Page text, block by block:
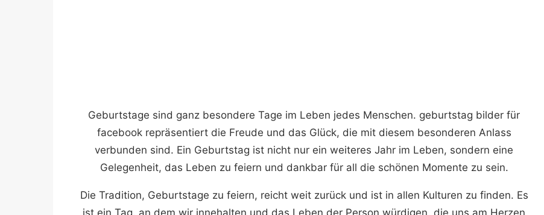
Geburtstage sind ganz besondere Tage im Leben jedes Menschen. geburtstag bilder für
facebook repräsentiert die Freude und das Glück, die mit diesem besonderen Anlass
verbunden sind. Ein Geburtstag ist nicht nur ein weiteres Jahr im Leben, sondern eine
Gelegenheit, das Leben zu feiern und dankbar für all die schönen Momente zu sein.
Die Tradition, Geburtstage zu feiern, reicht weit zurück und ist in allen Kulturen zu finden. Es
ist ein Tag, an dem wir innehalten und das Leben der Person würdigen, die uns am Herzen